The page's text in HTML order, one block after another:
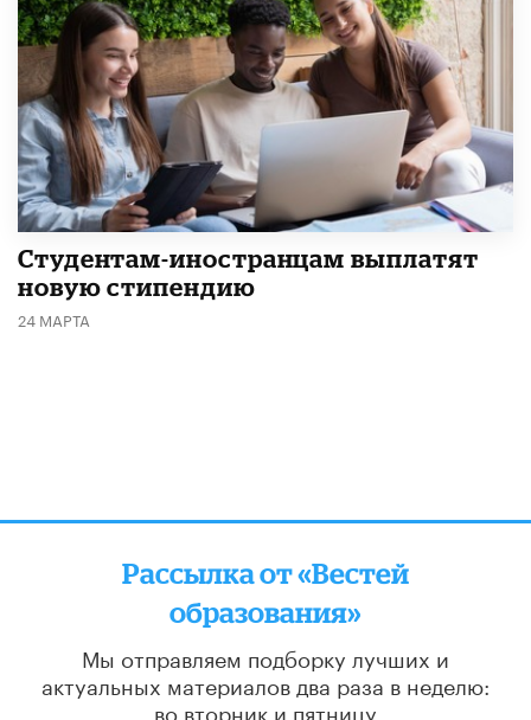
Студентам-иностранцам выплатят
новую стипендию
24 МАРТА
Рассылка от «Вестей
образования»
Мы отправляем подборку лучших и
актуальных материалов два раза в неделю:
во вторник и пятницу